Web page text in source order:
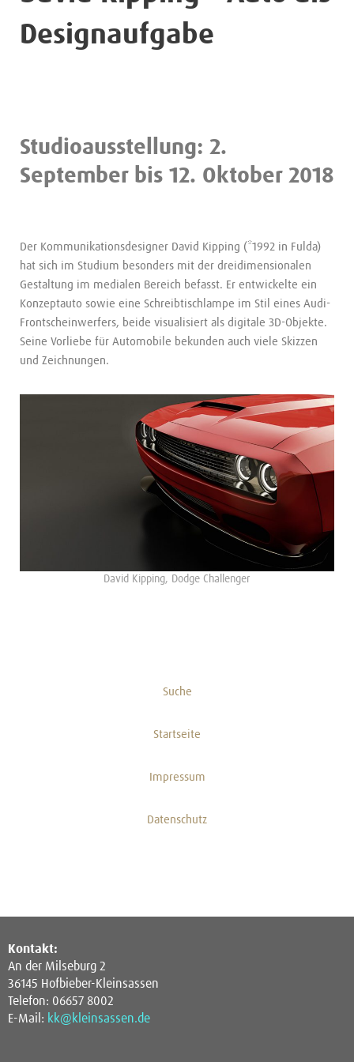
Designaufgabe
Studioausstellung: 2.
September bis 12. Oktober 2018
Der Kommunikationsdesigner David Kipping (*1992 in Fulda)
hat sich im Studium besonders mit der dreidimensionalen
Gestaltung im medialen Bereich befasst. Er entwickelte ein
Konzeptauto sowie eine Schreibtischlampe im Stil eines Audi-
Frontscheinwerfers, beide visualisiert als digitale 3D-Objekte.
Seine Vorliebe für Automobile bekunden auch viele Skizzen
und Zeichnungen.
David Kipping, Dodge Challenger
Suche
Startseite
Impressum
Datenschutz
Kontakt:
An der Milseburg 2
36145 Hofbieber-Kleinsassen
Telefon: 06657 8002
E-Mail: kk@kleinsassen.de